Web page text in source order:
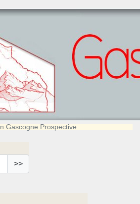
Gascogne Prospective
>>